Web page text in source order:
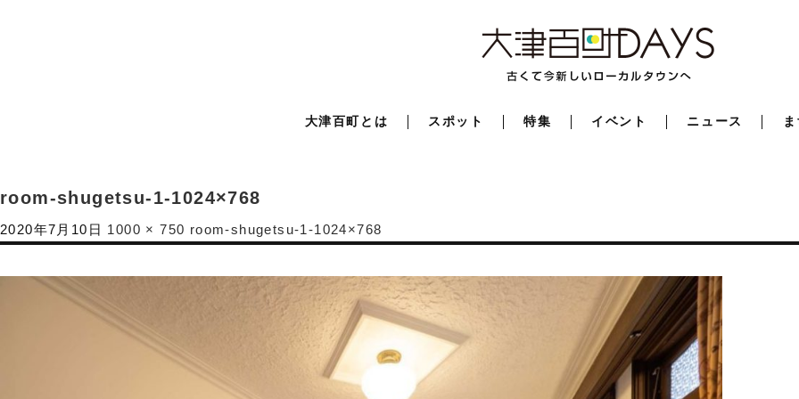
大津百町とは スポット 特集 イベント ニュース
room-shugetsu-1-1024×768
2020年7月10日 1000 × 750 room-shugetsu-1-1024×768